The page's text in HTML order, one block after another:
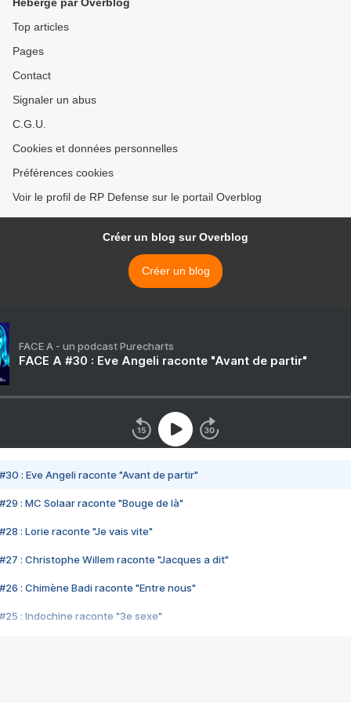
Top articles
Pages
Contact
Signaler un abus
C.G.U.
Cookies et données personnelles
Préférences cookies
Voir le profil de RP Defense sur le portail Overblog
Créer un blog sur Overblog
Créer un blog
FACE A - un podcast Purecharts
FACE A #30 : Eve Angeli raconte "Avant de partir"
#30 : Eve Angeli raconte "Avant de partir"
#29 : MC Solaar raconte "Bouge de là"
#28 : Lorie raconte "Je vais vite"
#27 : Christophe Willem raconte "Jacques a dit"
#26 : Chimène Badi raconte "Entre nous"
#25 : Indochine raconte "3e sexe"